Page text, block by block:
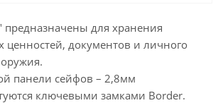
для хранения
ценностей, документов и личного
панели сейфов – 2,8мм
ключевыми замками Border.